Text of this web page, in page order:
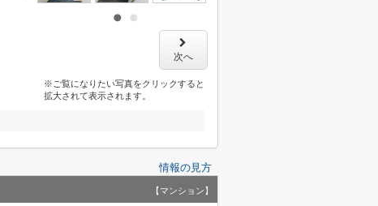
次へ
※ご覧になりたい写真をクリックすると
拡大されて表示されます。
情報の見方
【マンション】